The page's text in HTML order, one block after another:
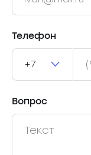
Телефон
+7
Вопрос